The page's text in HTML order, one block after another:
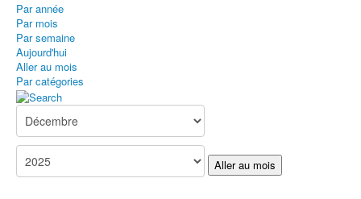
Par année
Par mois
Par semaine
Aujourd'hui
Aller au mois
Par catégories
Aller au mois